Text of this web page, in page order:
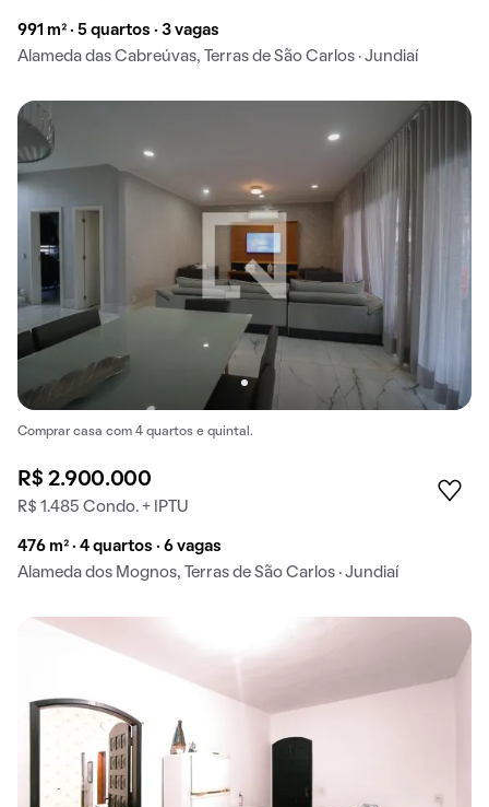
991 m² · 5 quartos · 3 vagas
Alameda das Cabreúvas, Terras de São Carlos · Jundiaí
Comprar casa com 4 quartos e quintal.
R$ 2.900.000
R$ 1.485 Condo. + IPTU
476 m² · 4 quartos · 6 vagas
Alameda dos Mognos, Terras de São Carlos · Jundiaí